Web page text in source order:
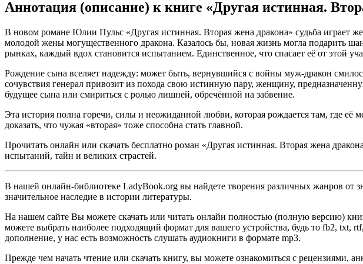
Аннотация (описание) к книге «Другая истинная.
В новом романе Юлии Пульс «Другая истинная. Вторая жена дракона» судьба играет
молодой жены могущественного дракона. Казалось бы, новая жизнь могла подарить
рынках, каждый вдох становится испытанием. Единственное, что спасает её от этой
Рождение сына вселяет надежду: может быть, вернувшийся с войны муж-дракон
сочувствия генерал привозит из похода свою истинную пару, женщину,
будущее сына или смириться с ролью лишней, обречённой на забвение.
Эта история полна горечи, силы и неожиданной любви, которая рождается там, где её
доказать, что чужая «вторая» тоже способна стать главной.
Прочитать онлайн или скачать бесплатно роман «Другая истинная. Вторая жена
испытаний, тайн и великих страстей.
В нашей онлайн-библиотеке LadyBook.org вы найдете творения различных жанров от
значительное наследие в истории литературы.
На нашем сайте Вы можете скачать или читать онлайн полностью (полную версию)
можете выбрать наиболее подходящий формат для вашего устройства, будь то fb2,
дополнение, у нас есть возможность слушать аудиокниги в формате mp3.
Прежде чем начать чтение или скачать книгу, вы можете ознакомиться с рецензиями,